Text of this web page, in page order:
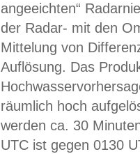
angeeichten“
der Radar- mit den
Mittelung von
Auflösung. Das
räumlich hoch
werden ca. 30
UTC ist gegen 0130